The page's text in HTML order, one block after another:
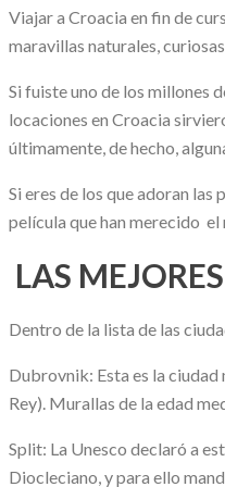
Viajar a Croacia en fin de
maravillas naturales,
Si fuiste uno de los millones
locaciones en Croacia
últimamente, de hecho,
Si eres de los que adoran las
película que han merecido el
LAS
Dentro de la lista de las
Dubrovnik: Esta es la
Rey). Murallas de la edad
Split: La Unesco declaró a
Diocleciano, y para ello